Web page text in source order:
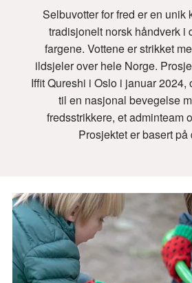
Selbuvotter for fred er en unik
tradisjonelt norsk håndverk i
fargene. Vottene er strikket
ildsjeler over hele Norge.
Iffit Qureshi i Oslo i januar 2024,
til en nasjonal bevegelse
fredsstrikkere, et adminteam
Prosjektet er basert på